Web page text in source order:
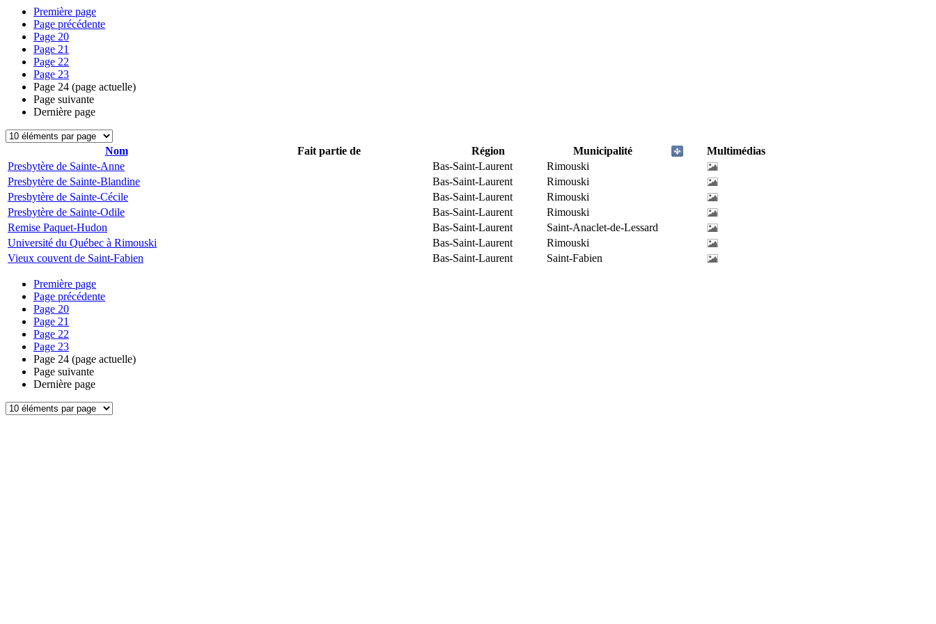
Première page
Page précédente
Page 20
Page 21
Page 22
Page 23
Page 24 (page actuelle)
Page suivante
Dernière page
Nom Fait partie de Région Municipalité
Multimédias
Presbytère de Sainte-Anne
Bas-Saint-Laurent
Rimouski
Presbytère de Sainte-Blandine
Bas-Saint-Laurent
Rimouski
Presbytère de Sainte-Cécile
Bas-Saint-Laurent
Rimouski
Presbytère de Sainte-Odile
Bas-Saint-Laurent
Rimouski
Remise Paquet-Hudon
Bas-Saint-Laurent
Saint-Anaclet-de-Lessard
Université du Québec à Rimouski
Bas-Saint-Laurent
Rimouski
Vieux couvent de Saint-Fabien
Bas-Saint-Laurent Saint-Fabien
Première page
Page précédente
Page 20
Page 21
Page 22
Page 23
Page 24 (page actuelle)
Page suivante
Dernière page